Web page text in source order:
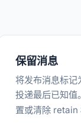
保留消息
将发布消息标记
投递最后已知值
置或清除 retain